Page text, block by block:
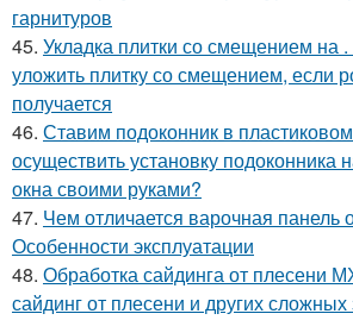
гарнитуров
45. Укладка плитки со смещением на .
уложить плитку со смещением, если
получается
46. Ставим подоконник в
осуществить установку подоконника
окна своими руками?
47. Чем отличается варочная панель
Особенности эксплуатации
48. Обработка сайдинга от плесени
сайдинг от плесени и других сложных